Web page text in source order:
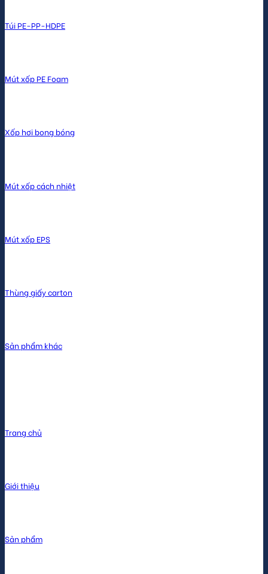
Túi PE-PP-HDPE
Mút xốp PE Foam
Xốp hơi bong bóng
Mút xốp cách nhiệt
Mút xốp EPS
Thùng giấy carton
Sản phẩm khác
Trang chủ
Giới thiệu
Sản phẩm